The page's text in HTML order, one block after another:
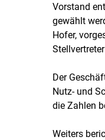
Vorstand
gewählt
Hofer,
Der
Nutz- und
die Zahlen
Weiters